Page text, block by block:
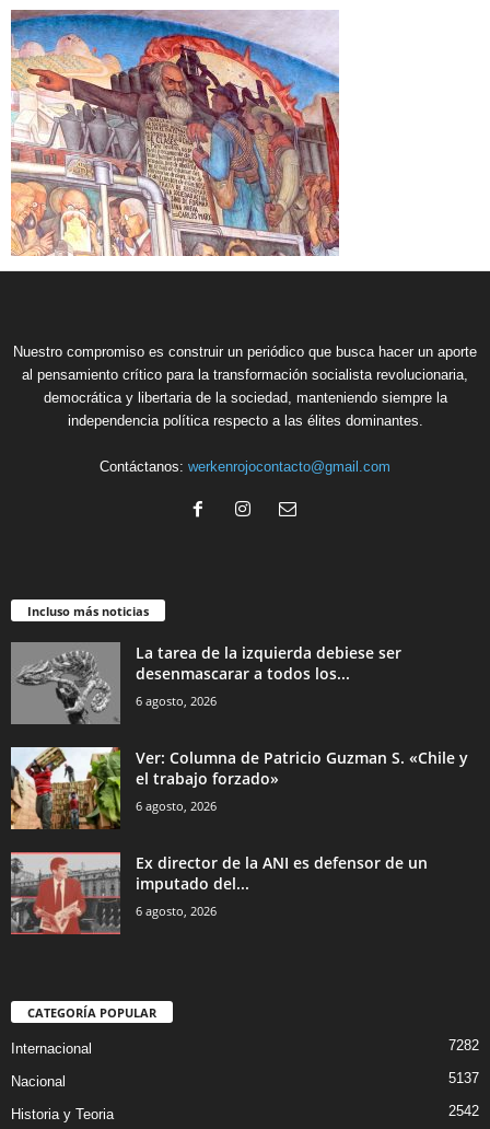
Nuestro compromiso es construir un periódico que busca hacer un aporte
al pensamiento crítico para la transformación socialista revolucionaria,
democrática y libertaria de la sociedad, manteniendo siempre la
independencia política respecto a las élites dominantes.
Contáctanos: werkenrojocontacto@gmail.com
Incluso más noticias
La tarea de la izquierda debiese ser
desenmascarar a todos los...
6 agosto, 2026
Ver: Columna de Patricio Guzman S. «Chile y
el trabajo forzado»
6 agosto, 2026
Ex director de la ANI es defensor de un
imputado del...
6 agosto, 2026
CATEGORÍA POPULAR
Internacional 7282
Nacional 5137
Historia y Teoria 2542